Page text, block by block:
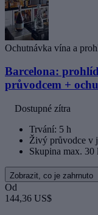
Ochutnávka vína a
Barcelona:
průvodcem +
Dostupné zítra
Trvání: 5 h
Živý průvodce v
Skupina max. 30
Zobrazit, co je zahrnuto
Od
144,36 US$